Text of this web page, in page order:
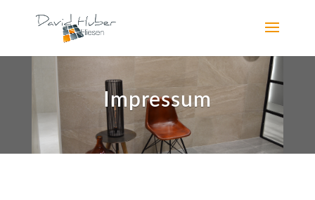
Impressum